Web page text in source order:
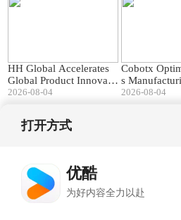
HH Global Accelerates
Global Product Innovati
on with SOLIDWORKS
2026-08-04
Cobotx
s
LIDWORKS
2026-08-04
打开方式
优酷
为好内容全力以赴